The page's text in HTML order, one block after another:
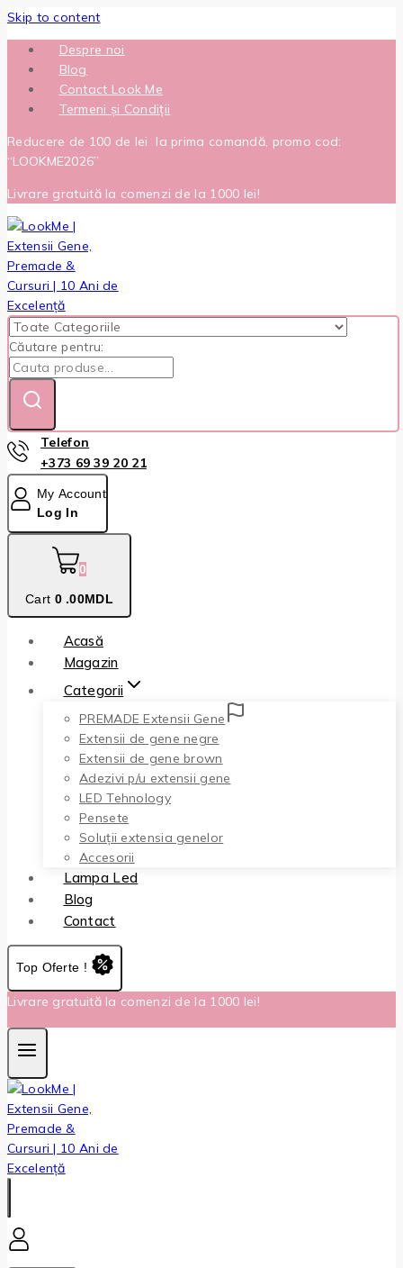
Skip to content
Despre noi
Blog
Contact Look Me
Termeni și Condiții
Reducere de 100 de lei la prima comandă, promo cod:
“LOOKME2026”
Livrare gratuită la comenzi de la 1000 lei!
Căutare pentru:
Telefon
+373 69 39 20 21
My Account
Log In
0
Cart 0 .00MDL
Acasă
Magazin
Categorii
PREMADE Extensii Gene
Extensii de gene negre
Extensii de gene brown
Adezivi p/u extensii gene
LED Tehnology
Pensete
Soluții extensia genelor
Accesorii
Lampa Led
Blog
Contact
Top Oferte !
Livrare gratuită la comenzi de la 1000 lei!